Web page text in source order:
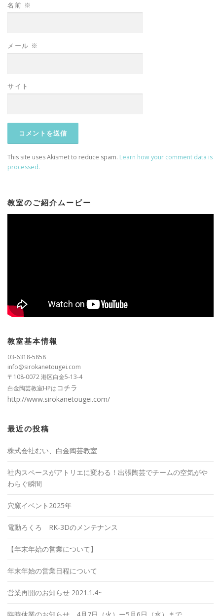
名前 ※
メール ※
サイト
This site uses Akismet to reduce spam. Learn how your comment data is
processed.
教室のご紹介ムービー
教室基本情報
03-6318-5858
info@sirokanetougei.com
〒108-0072 港区白金5-13-4
白金陶芸教室HPはコチラ
http://www.sirokanetougei.com/
最近の投稿
株式会社むい、白金陶芸教室
社内スペースがアトリエに変わる！出張陶芸でチームの空気がや
わらぐ瞬間
穴窯イベント2025年
電動ろくろ RK-3Dのメンテナンス
【年末年始の営業について】
年末年始の営業日程について
営業再開のお知らせ 2021.1.4~
臨時休業のお知らせ 4月7日（火）ー5月6日（水）まで